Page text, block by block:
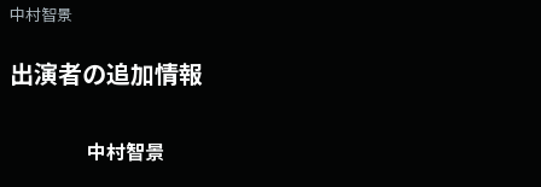
中村智景
出演者の追加情報
中村智景